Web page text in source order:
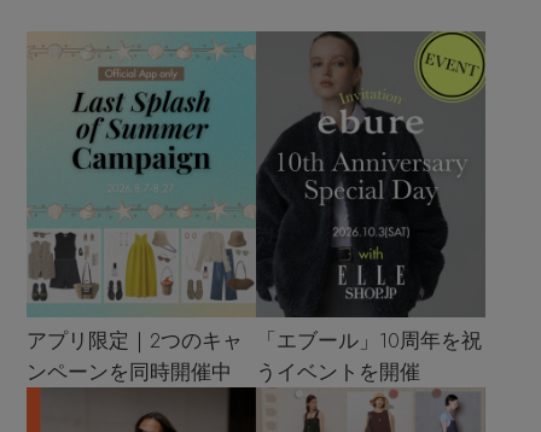
アプリ限定｜2つのキャ
ンペーンを同時開催中
「エブール」10周年を祝
うイベントを開催